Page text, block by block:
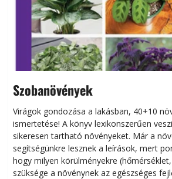
Szobanövények
Virágok gondozása a lakásban, 40+10
ismertetése! A könyv lexikonszerűen
sikeresen tart­ha­tó növényeket. Már a
segítségünkre lesznek a leírások, mert
hogy milyen körülményekre
szüksége a növénynek az egészséges